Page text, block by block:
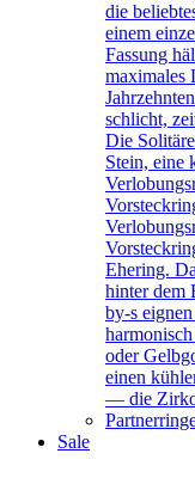
die
einem
Fassung
maximales
schlicht,
Die
Stein, eine
Ehering.
hinter dem
by-s
oder
einen
— die
Sale